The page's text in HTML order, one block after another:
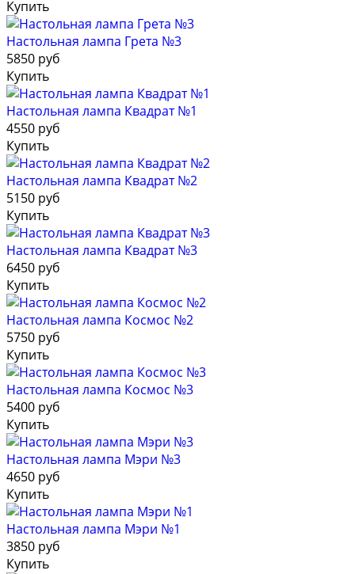
Купить
Настольная лампа Грета №3
5850 руб
Купить
Настольная лампа Квадрат №1
4550 руб
Купить
Настольная лампа Квадрат №2
5150 руб
Купить
Настольная лампа Квадрат №3
6450 руб
Купить
Настольная лампа Космос №2
5750 руб
Купить
Настольная лампа Космос №3
5400 руб
Купить
Настольная лампа Мэри №3
4650 руб
Купить
Настольная лампа Мэри №1
3850 руб
Купить